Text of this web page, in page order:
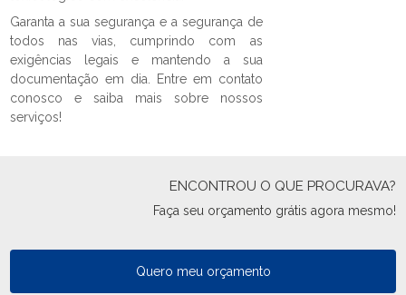
Garanta a sua segurança e a segurança de
todos nas vias, cumprindo com as
exigências legais e mantendo a sua
documentação em dia. Entre em contato
conosco e saiba mais sobre nossos
serviços!
ENCONTROU O QUE PROCURAVA?
Faça seu orçamento grátis agora mesmo!
Quero meu orçamento